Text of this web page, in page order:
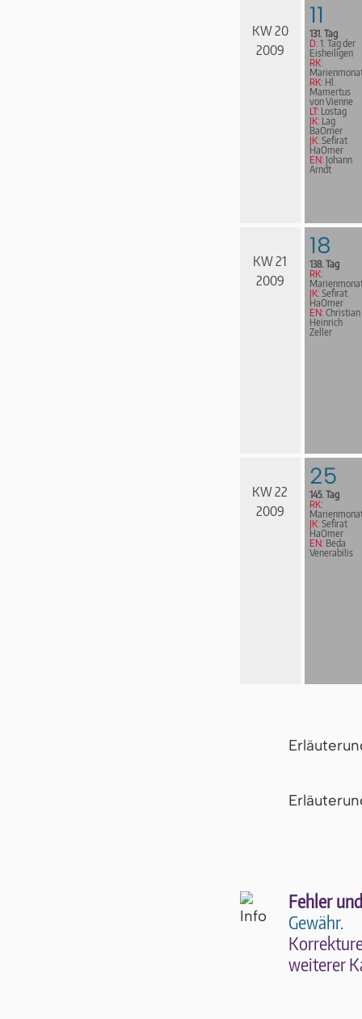
KW 20
2009
11
131. Tag
D: 1. Tag der
Eisheiligen
RK:
RK: Hl.
Mamertus
von Vienne
LT: Lostag
JK: Lag
BaOmer
JK: Sefirat
HaOmer
EN: Johann
Arndt
KW 21
2009
18
138. Tag
RK:
JK: Sefirat
HaOmer
EN: Christian
Heinrich
Zeller
KW 22
2009
25
145. Tag
RK:
JK: Sefirat
HaOmer
EN: Beda
Venerabilis
Fehler
Gewähr.
wei­te­rer